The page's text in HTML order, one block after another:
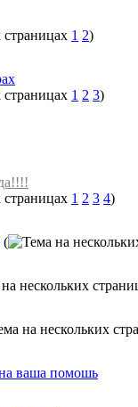
1 2)
1 2 3)
1 2 3 4)
(
ваша помошь